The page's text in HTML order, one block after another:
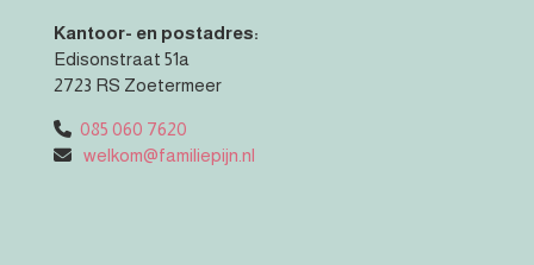
Kantoor- en postadres:
Edisonstraat 51a
2723 RS Zoetermeer
085 060 7620
welkom@familiepijn.nl